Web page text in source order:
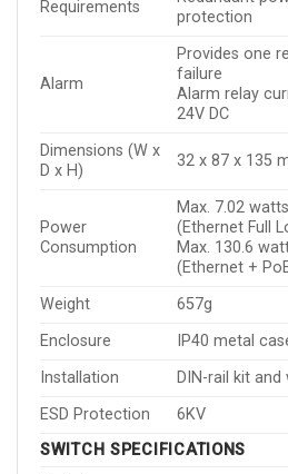
Requirements
protection
Alarm
Provides one
failure
Alarm relay
24V DC
Dimensions (W x
D x H)
32 x 87 x 135
Power
Consumption
Max. 7.02
(Ethernet Full
Max. 130.6
(Ethernet +
Weight
657g
Enclosure
IP40 metal
Installation
DIN-rail kit
ESD Protection
6KV
SWITCH SPECIFICATIONS